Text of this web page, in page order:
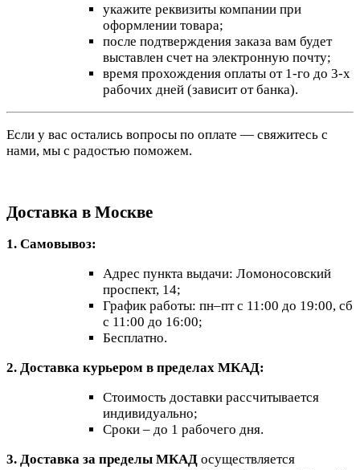
укажите реквизиты компании при
оформлении товара;
после подтверждения заказа вам будет
выставлен счет на электронную почту;
время прохождения оплаты от 1-го до 3-х
рабочих дней (зависит от банка).
Если у вас остались вопросы по оплате — свяжитесь с
нами, мы с радостью поможем.
Доставка в Москве
1. Самовывоз:
Адрес пункта выдачи: Ломоносовский
проспект, 14;
График работы: пн–пт с 11:00 до 19:00, сб
с 11:00 до 16:00;
Бесплатно.
2. Доставка курьером в пределах МКАД:
Стоимость доставки рассчитывается
индивидуально;
Сроки – до 1 рабочего дня.
3. Доставка за пределы МКАД осуществляется